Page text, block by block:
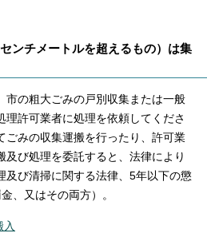
ンチメートルを超えるもの）は集
市の粗大ごみの戸別収集または一般
理許可業者に処理を依頼してくださ
ごみの収集運搬を行ったり、許可業
及び処理を委託すると、法律により
及び清掃に関する法律、5年以下の懲
、又はその両方）。
入